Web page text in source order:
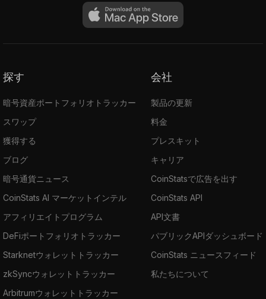
探す
暗号資産ポートフォリオトラッカー
スワップ
獲得する
ブログ
暗号通貨ニュース
CoinStats AI マーケットインテル
アフィリエイトプログラム
DeFiポートフォリオトラッカー
Starknetウォレットトラッカー
zkSyncウォレットトラッカー
Arbitrumウォレットトラッカー
会社
製品の更新
料金
プレスキット
キャリア
CoinStatsで広告を出す
CoinStats API
API文書
パブリックAPIダッシュボード
CoinStats ニュースフィード
私たちについて